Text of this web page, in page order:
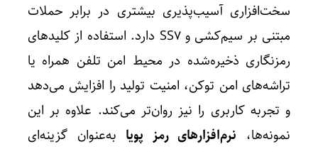
سخت‌افزاری آسیب‌پذیری بیشتری در برابر حملات
مبتنی بر سیم‌کشی و SS7 دارد. استفاده از کلیدهای
رمزنگاری ذخیره‌شده در محیط امن تلفن همراه یا
تراشه‌های امن توکن، امنیت تولید را افزایش می‌دهد
و تجربه کاربری را نیز روان‌تر می‌کند. علاوه بر این
نمونه‌ها، نرم‌افزارهای رمز پویا به‌عنوان گزینه‌ای